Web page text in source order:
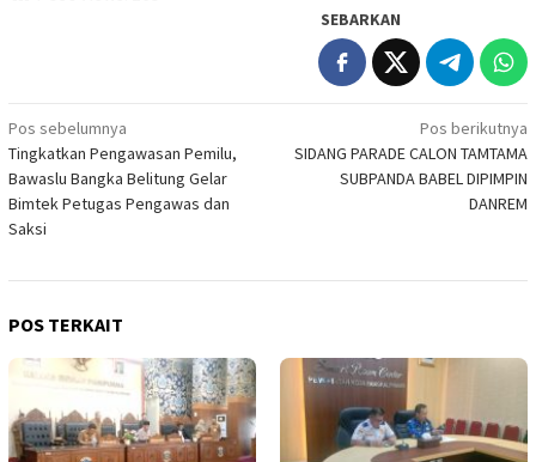
SEBARKAN
Navigasi
pos
Pos sebelumnya
Tingkatkan Pengawasan Pemilu,
Bawaslu Bangka Belitung Gelar
Bimtek Petugas Pengawas dan
Saksi
Pos berikutnya
SIDANG PARADE CALON TAMTAMA
SUBPANDA BABEL DIPIMPIN
DANREM
POS TERKAIT